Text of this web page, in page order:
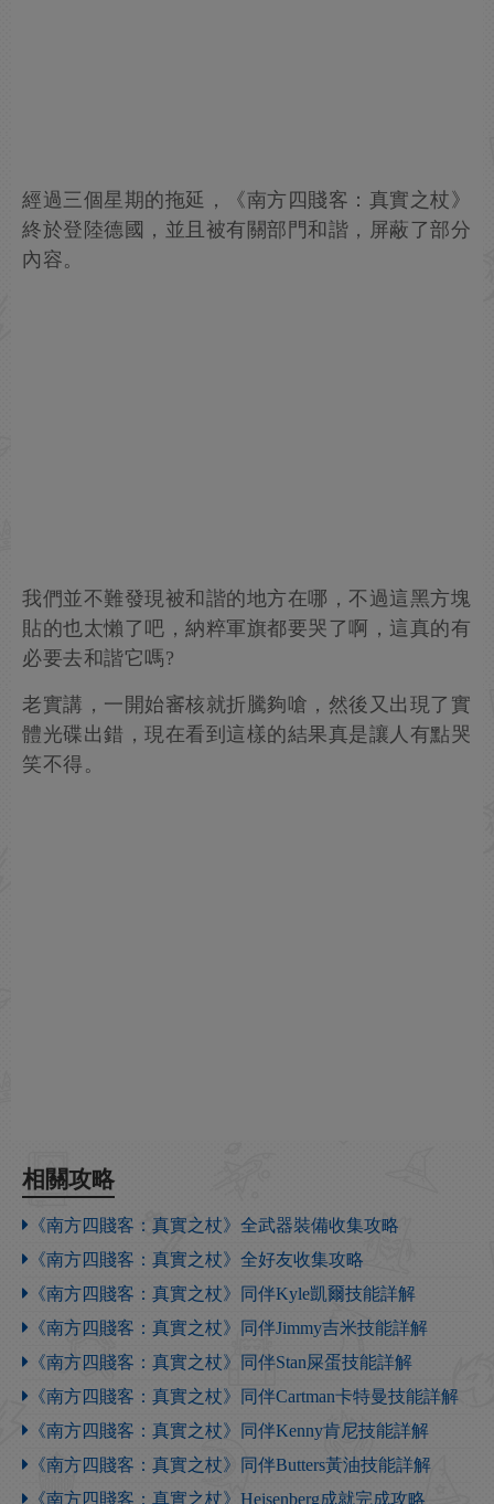
經過三個星期的拖延，《南方四賤客：真實之杖》
終於登陸德國，並且被有關部門和諧，屏蔽了部分
內容。
我們並不難發現被和諧的地方在哪，不過這黑方塊
貼的也太懶了吧，納粹軍旗都要哭了啊，這真的有
必要去和諧它嗎?
老實講，一開始審核就折騰夠嗆，然後又出現了實
體光碟出錯，現在看到這樣的結果真是讓人有點哭
笑不得。
相關攻略
《南方四賤客：真實之杖》全武器裝備收集攻略
《南方四賤客：真實之杖》全好友收集攻略
《南方四賤客：真實之杖》同伴Kyle凱爾技能詳解
《南方四賤客：真實之杖》同伴Jimmy吉米技能詳解
《南方四賤客：真實之杖》同伴Stan屎蛋技能詳解
《南方四賤客：真實之杖》同伴Cartman卡特曼技能詳解
《南方四賤客：真實之杖》同伴Kenny肯尼技能詳解
《南方四賤客：真實之杖》同伴Butters黃油技能詳解
《南方四賤客：真實之杖》Heisenberg成就完成攻略